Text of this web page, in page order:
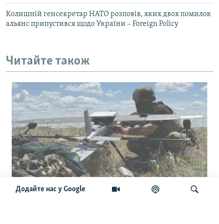
Додайте нас у Google
Колишній генсекретар НАТО розповів, яких двох помилок
альянс припустився щодо України – Foreign Policy
Читайте також